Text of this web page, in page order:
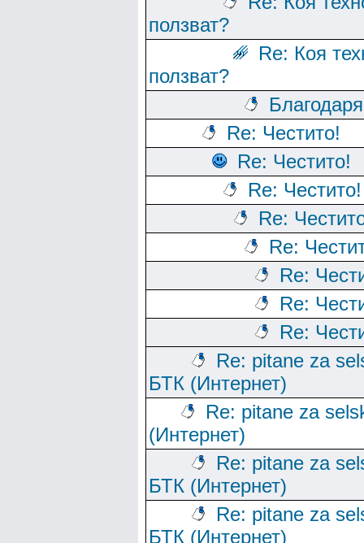
ползват?
Re: Коя
ползват?
Благодаря
Re: Честито!
Re: Честито!
Re: Честито!
Re:
Re:
Re:
Re:
Re:
Re: pitane za
БТК (Интернет)
Re: pitane za
(Интернет)
Re: pitane za
БТК (Интернет)
Re: pitane za
БТК (Интернет)